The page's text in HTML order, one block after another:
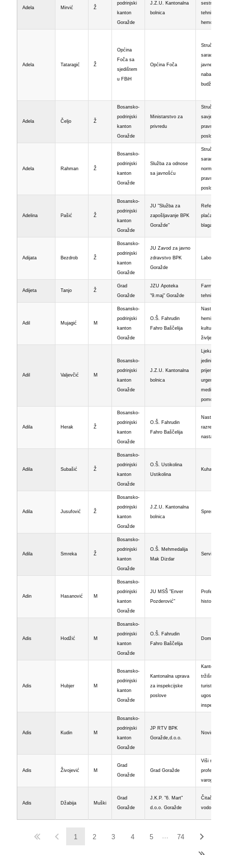
Adela Mirvić Ž
podrinjski
kanton
Goražde
J.Z.U. Kantonalna
bolnica
sestra-
tehničar za
hemodijalizu
Adela Tataragić Ž
Općina
Foča sa
sjedištem
u FBiH
Općina Foča
Stručni
saradnik za
javne
nabavke i
budžet
Adela Čeljo Ž
Bosansko-
podrinjski
kanton
Goražde
Ministarstvo za
privredu
Stručni
savjetnik za
pravne
poslove
Adela Rahman Ž
Bosansko-
podrinjski
kanton
Goražde
Služba za odnose
sa javnošću
Stručni
saradnik za
normativno-
pravne
poslove
Adelina Pašić Ž
Bosansko-
podrinjski
kanton
Goražde
JU "Služba za
zapošljavanje BPK
Goražde"
Referent za
plaćanje i
blagajnu
Adijata Bezdrob Ž
Bosansko-
podrinjski
kanton
Goražde
JU Zavod za javno
zdravstvo BPK
Goražde
Laborant
Adijeta Tanjo Ž
Grad
Goražde
JZU Apoteka
"9.maj" Goražde
tehničar
Adil Mujagić M
Bosansko-
podrinjski
kanton
Goražde
O.Š. Fahrudin
Fahro Baščelija
Nastavnik
hemije i
kulture
življenja
Adil Valjevčić M
Bosansko-
podrinjski
kanton
Goražde
J.Z.U. Kantonalna
bolnica
Ljekar u
jedinici za
prijem i
urgentnu
medicinsku
pomoć
Adila Herak Ž
Bosansko-
podrinjski
kanton
Goražde
O.Š. Fahrudin
Fahro Baščelija
Nastavnik
razredne
nastave
Adila Subašić Ž
Bosansko-
podrinjski
kanton
Goražde
O.Š. Ustikolina
Ustikolina
Kuhar
Adila Jusufović Ž
Bosansko-
podrinjski
kanton
Goražde
J.Z.U. Kantonalna
bolnica
Spremačica
Adila Smreka Ž
Bosansko-
podrinjski
kanton
Goražde
O.Š. Mehmedalija
Mak Dizdar
Servirka
Adin Hasanović M
Bosansko-
podrinjski
kanton
Goražde
JU MSŠ "Enver
Pozderović"
Profesor
historije
Adis Hodžić M
Bosansko-
podrinjski
kanton
Goražde
O.Š. Fahrudin
Fahro Baščelija
Domar-ložač
Adis Hubjer M
Bosansko-
podrinjski
kanton
Goražde
Kantonalna uprava
za inspekcijske
poslove
Kantonalni
tržišno-
turističko-
ugostiteljski
inspektor
Adis Kudin M
Bosansko-
podrinjski
kanton
Goražde
JP RTV BPK
Goražde,d.o.o.
Novinar
Adis Živojević M
Grad
Goražde
Grad Goražde
Viši referent
profesionalni
varogasac
Adis Džabija Muški
Grad
Goražde
J.K.P. "6. Mart"
d.o.o. Goražde
Čitači
vodomjera
1 2 3 4 5 … 74